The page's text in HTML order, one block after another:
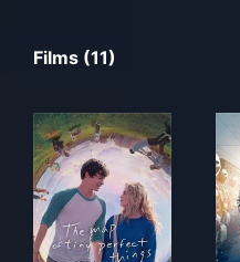
Films (11)